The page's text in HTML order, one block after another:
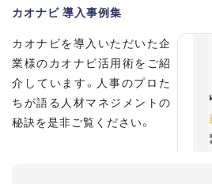
カオナビ 導入事例集
カオナビを導入いただいた企
業様のカオナビ活用術をご紹
介しています。人事のプロた
ちが語る人材マネジメントの
秘訣を是非ご覧ください。